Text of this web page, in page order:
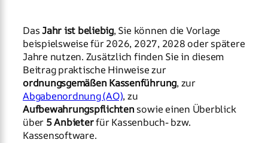
DasJahr ist beliebig, Sie können die Vorlage
beispielsweise für 2026, 2027, 2028 oder spätere
Jahre nutzen. Zusätzlich finden Sie in diesem
Beitrag praktische Hinweise zur
ordnungsgemäßen Kassenführung, zur
Abgabenordnung (AO), zu
Aufbewahrungspflichtensowie einen Überblick
über 5 Anbieterfür Kassenbuch- bzw.
Kassensoftware.